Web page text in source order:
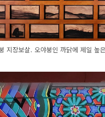
지장보살. 오야붕인 까닭에 제일